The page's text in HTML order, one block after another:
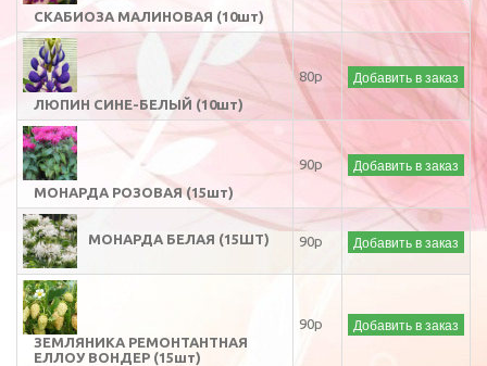
СКАБИОЗА МАЛИНОВАЯ (10шт)
ЛЮПИН СИНЕ-БЕЛЫЙ (10шт)
80р Добавить в заказ
МОНАРДА РОЗОВАЯ (15шт)
90р Добавить в заказ
МОНАРДА БЕЛАЯ (15ШТ) 90р Добавить в заказ
ЗЕМЛЯНИКА РЕМОНТАНТНАЯ
ЕЛЛОУ ВОНДЕР (15шт)
90р Добавить в заказ